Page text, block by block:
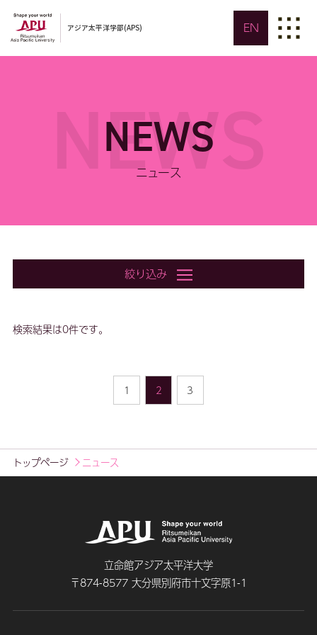
アジア太平洋学部(APS) EN
NEWS
NEWS
ニュース
絞り込み
検索結果は0件です。
1 2 3
トップページ ニュース
立命館アジア太平洋大学
〒874-8577 大分県別府市十文字原1-1